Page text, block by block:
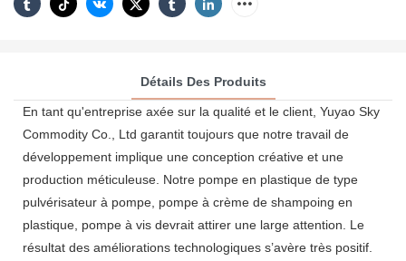
Détails Des Produits
En tant qu'entreprise axée sur la qualité et le client, Yuyao Sky
Commodity Co., Ltd garantit toujours que notre travail de
développement implique une conception créative et une
production méticuleuse. Notre pompe en plastique de type
pulvérisateur à pompe, pompe à crème de shampoing en
plastique, pompe à vis devrait attirer une large attention. Le
résultat des améliorations technologiques s’avère très positif.